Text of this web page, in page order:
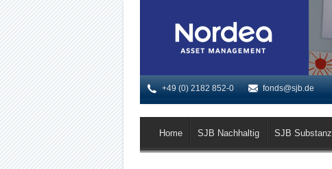
+49 (0) 2182 852-0 fonds@sjb.de
Home SJB Nachhaltig SJB Substanz